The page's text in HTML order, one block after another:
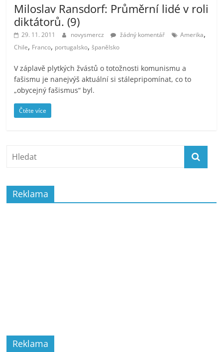
Miloslav Ransdorf: Průměrní lidé v roli
diktátorů. (9)
29. 11. 2011 novysmercz žádný komentář Amerika,
Chile, Franco, portugalsko,španělsko
V záplavě plytkých žvástů o totožnosti komunismu a
fašismu je nanejvýš aktuální si stálepripomínat, co to
„obycejný fašismus“ byl.
Čtěte více
Reklama
Reklama